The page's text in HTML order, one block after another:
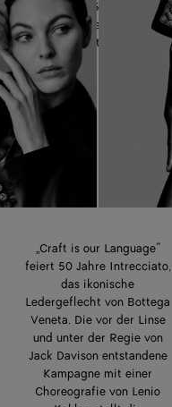
Feier des 50-jährigen
Jubiläums des ikonischen
Ledergeflechts Intrecciato.
„Craft is our Language“
feiert 50 Jahre Intrecciato,
das ikonische
Ledergeflecht von Bottega
Veneta. Die vor der Linse
und unter der Regie von
Jack Davison entstandene
Kampagne mit einer
Choreografie von Lenio